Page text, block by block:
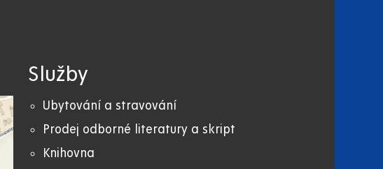
Služby
Ubytování a stravování
Prodej odborné literatury a skript
Knihovna